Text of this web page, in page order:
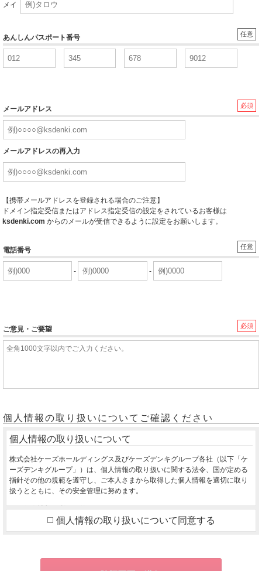
メイ
任意
あんしんパスポート番号
必須
メールアドレス
メールアドレスの再入力
【携帯メールアドレスを登録される場合のご注意】
ドメイン指定受信またはアドレス指定受信の設定をされているお客様は
ksdenki.com からのメールが受信できるように設定をお願いします。
任意
電話番号
- -
必須
ご意見・ご要望
個人情報の取り扱いについてご確認ください
個人情報の取り扱いについて
株式会社ケーズホールディングス及びケーズデンキグループ各社（以下「ケ
ーズデンキグループ」）は、個人情報の取り扱いに関する法令、国が定める
指針その他の規範を遵守し、ご本人さまから取得した個人情報を適切に取り
扱うとともに、その安全管理に努めます。
１．個人情報の利用目的
ご本人さまから同意をいただいた利用目的の達成に必要な範囲を超えて、取
得した個人情報を利用いたしません。
お取り寄せ商品が入荷した際、お客様にご連絡させていただくため
個人情報の取り扱いについて同意する